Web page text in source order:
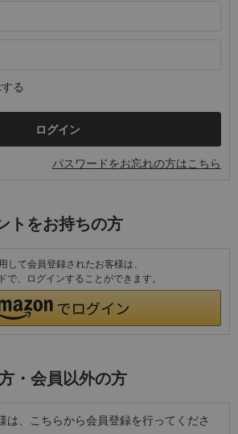
る
パスワードをお忘れの方はこちら
トをお持ちの方
して会員登録されたお客様は、
で、ログインすることができます。
・会員以外の方
は、こちらから会員登録を行ってくださ